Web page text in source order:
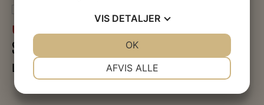
UDSTILLINGER
SLAGET PÅ FÆLLEDEN
Læs mere
VIS DETALJER
AFVIS ALLE
OK